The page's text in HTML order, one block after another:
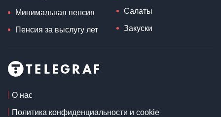
Минимальная пенсия
Пенсия за выслугу лет
Салаты
Закуски
О нас
Политика конфиденциальности и cookie